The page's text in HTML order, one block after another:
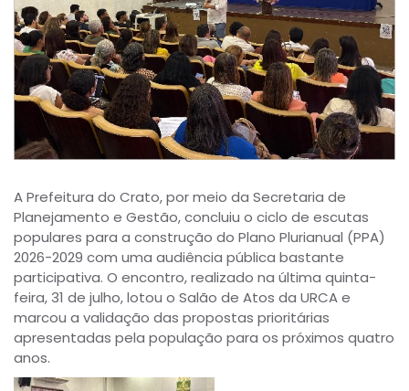
A Prefeitura do Crato, por meio da Secretaria de
Planejamento e Gestão, concluiu o ciclo de escutas
populares para a construção do Plano Plurianual (PPA)
2026-2029 com uma audiência pública bastante
participativa. O encontro, realizado na última quinta-
feira, 31 de julho, lotou o Salão de Atos da URCA e
marcou a validação das propostas prioritárias
apresentadas pela população para os próximos quatro
anos.